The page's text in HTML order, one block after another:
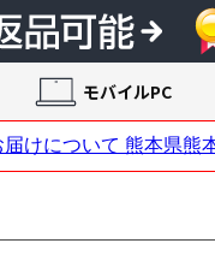
モバイルPC